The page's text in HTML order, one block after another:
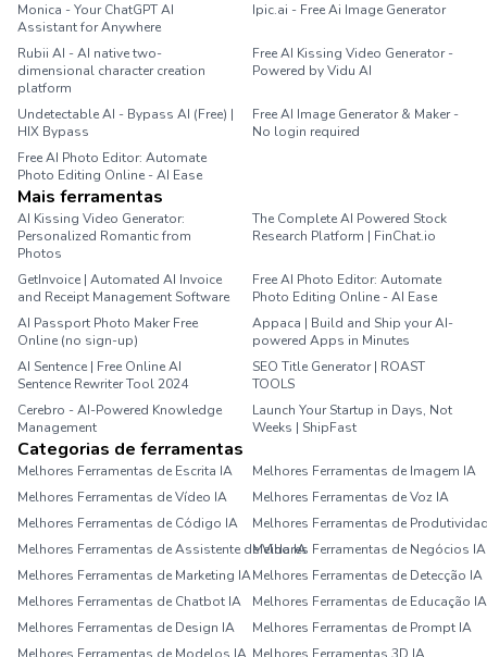
Monica - Your ChatGPT AI
Assistant for Anywhere
Ipic.ai - Free Ai Image Generator
Rubii AI - AI native two-
dimensional character creation
platform
Free AI Kissing Video Generator -
Powered by Vidu AI
Undetectable AI - Bypass AI (Free) |
HIX Bypass
Free AI Image Generator & Maker -
No login required
Free AI Photo Editor: Automate
Photo Editing Online - AI Ease
Mais ferramentas
AI Kissing Video Generator:
Personalized Romantic from
Photos
The Complete AI Powered Stock
Research Platform | FinChat.io
GetInvoice | Automated AI Invoice
and Receipt Management Software
Free AI Photo Editor: Automate
Photo Editing Online - AI Ease
AI Passport Photo Maker Free
Online (no sign-up)
Appaca | Build and Ship your AI-
powered Apps in Minutes
AI Sentence | Free Online AI
Sentence Rewriter Tool 2024
SEO Title Generator | ROAST
TOOLS
Cerebro - AI-Powered Knowledge
Management
Launch Your Startup in Days, Not
Weeks | ShipFast
Categorias de ferramentas
Melhores Ferramentas de Escrita IA
Melhores Ferramentas de Imagem IA
Melhores Ferramentas de Vídeo IA
Melhores Ferramentas de Voz IA
Melhores Ferramentas de Código IA
Melhores Ferramentas de
Melhores Ferramentas de Assistente de Vida IAMelhores Ferramentas de Negócios IA
Melhores Ferramentas de Marketing IAMelhores Ferramentas de Detecção IA
Melhores Ferramentas de Chatbot IA
Melhores Ferramentas de Educação IA
Melhores Ferramentas de Design IA
Melhores Ferramentas de Prompt IA